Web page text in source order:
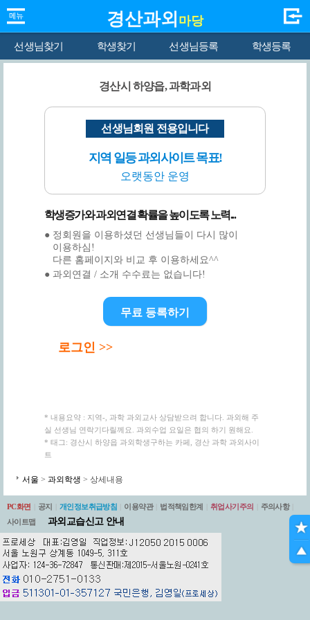
경산과외 마당
선생님찾기 학생찾기 선생님등록 학생등록
경산시 하양읍, 과학과외
선생님회원 전용입니다
지역 일등 과외사이트 목표!
오랫동안 운영
학생증가와 과외연결 확률을 높이도록 노력...
● 정회원을 이용하셨던 선생님들이 다시 많이
이용하심!
다른 홈페이지와 비교 후 이용하세요^^
● 과외연결 / 소개 수수료는 없습니다!
무료 등록하기
로그인 >>
* 내용요약 : 지역-, 과학 과외교사 상담받으려 합니다. 과외해 주
실 선생님 연락기다릴께요. 과외수업 요일은 협의 하기 원해요.
* 태그: 경산시 하양읍 과외학생구하는 카페, 경산 과학 과외사이
트
서울 > 과외학생 > 상세내용
PC화면 공지 개인정보취급방침 이용약관 법적책임한계 취업사기주의 주의사항
사이트맵
과외교습신고 안내